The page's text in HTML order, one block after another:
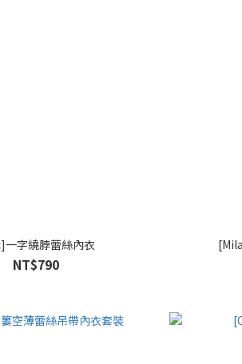
字繞脖蕾絲內衣
NT$790